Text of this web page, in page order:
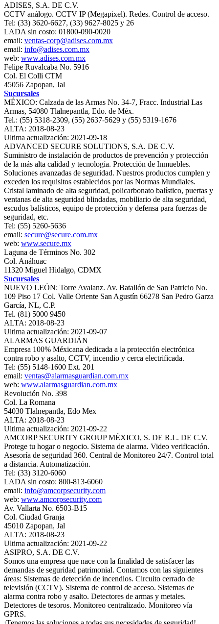
ADISES, S.A. DE C.V.
CCTV análogo. CCTV IP (Megapixel). Redes. Control de acceso.
Tel: (33) 3620-6627, (33) 9627-8025 y 26
LADA sin costo: 01800-090-0020
email: ventas-corp@adises.com.mx
email: info@adises.com.mx
web: www.adises.com.mx
Felipe Ruvalcaba No. 5916
Col. El Colli CTM
45056 Zapopan, Jal
Sucursales
MÉXICO: Calzada de las Armas No. 34-7, Fracc. Industrial Las
Armas, 54080 Tlalnepantla, Edo. de Méx.
Tel.: (55) 5318-2309, (55) 2637-5629 y (55) 5319-1676
ALTA: 2018-08-23
Ultima actualización: 2021-09-18
ADVANCED SECURE SOLUTIONS, S.A. DE C.V.
Suministro de instalación de productos de prevención y protección
de la más alta calidad y tecnología. Protección de Inmuebles.
Soluciones avanzadas de seguridad. Nuestros productos cumplen y
exceden los requisitos establecidos por las Normas Mundiales.
Cristal laminado de alta seguridad, policarbonato balístico, puertas y
ventanas de alta seguridad blindadas, mobiliario de alta seguridad,
escudos balísticos, equipo de protección y defensa para fuerzas de
seguridad, etc.
Tel: (55) 5260-5636
email: secure@secure.com.mx
web: www.secure.mx
Laguna de Términos No. 302
Col. Anáhuac
11320 Miguel Hidalgo, CDMX
Sucursales
NUEVO LEÓN: Torre Avalanz. Av. Batallón de San Patricio No.
109 Piso 17 Col. Valle Oriente San Agustín 66278 San Pedro Garza
García, NL, C.P.
Tel. (81) 5000 9450
ALTA: 2018-08-23
Ultima actualización: 2021-09-07
ALARMAS GUARDIÁN
Empresa 100% Méxicana dedicada a la protección electrónica
contra robo y asalto, CCTV, incendio y cerca electrificada.
Tel: (55) 5148-1600 Ext. 201
email: ventas@alarmasguardian.com.mx
web: www.alarmasguardian.com.mx
Revolución No. 398
Col. La Romana
54030 Tlalnepantla, Edo Mex
ALTA: 2018-08-23
Ultima actualización: 2021-09-22
AMCORP SECURITY GROUP MÉXICO, S. DE R.L. DE C.V.
Protege tu hogar o negocio. Sistema de alarma. Video verificación.
Asesoría de seguridad 360. Central de Monitoreo 24/7. Control total
a distancia. Automatización.
Tel: (33) 3120-6060
LADA sin costo: 800-813-6060
email: info@amcorpsecurity.com
web: www.amcorpsecurity.com
Av. Vallarta No. 6503-B15
Col. Ciudad Granja
45010 Zapopan, Jal
ALTA: 2018-08-23
Ultima actualización: 2021-09-22
ASIPRO, S.A. DE C.V.
Somos una empresa que nace con la finalidad de satisfacer las
demandas de seguridad patrimonial. Contamos con las siguientes
áreas: Sistemas de detección de incendios. Circuito cerrado de
televisión (CCTV). Sistema de control de acceso. Sistemas de
alarma contra robo y asalto. Detectores de armas y metales.
Detectores de tesoros. Monitoreo centralizado. Monitoreo vía
GPRS.